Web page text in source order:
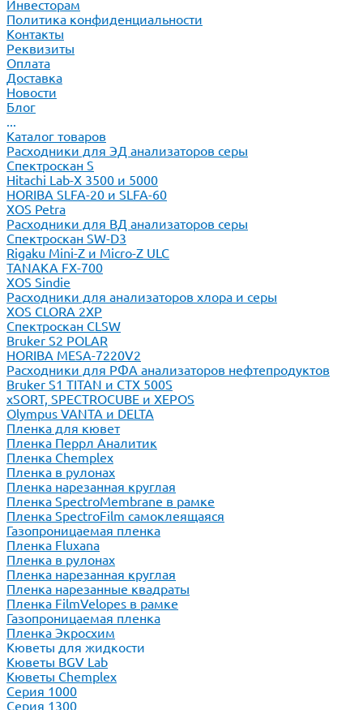
Инвесторам
Политика конфиденциальности
Контакты
Реквизиты
Оплата
Доставка
Новости
Блог
...
Каталог товаров
Расходники для ЭД анализаторов серы
Спектроскан S
Hitachi Lab-X 3500 и 5000
HORIBA SLFA-20 и SLFA-60
XOS Petra
Расходники для ВД анализаторов серы
Спектроскан SW-D3
Rigaku Mini-Z и Micro-Z ULC
TANAKA FX-700
XOS Sindie
Расходники для анализаторов хлора и серы
XOS CLORA 2XP
Спектроскан CLSW
Bruker S2 POLAR
HORIBA MESA-7220V2
Расходники для РФА анализаторов нефтепродуктов
Bruker S1 TITAN и CTX 500S
xSORT, SPECTROCUBE и XEPOS
Olympus VANTA и DELTA
Пленка для кювет
Пленка Перрл Аналитик
Пленка Chemplex
Пленка в рулонах
Пленка нарезанная круглая
Пленка SpectroMembrane в рамке
Пленка SpectroFilm самоклеящаяся
Газопроницаемая пленка
Пленка Fluxana
Пленка в рулонах
Пленка нарезанная круглая
Пленка нарезанные квадраты
Пленка FilmVelopes в рамке
Газопроницаемая пленка
Пленка Экросхим
Кюветы для жидкости
Кюветы BGV Lab
Кюветы Chemplex
Серия 1000
Серия 1300